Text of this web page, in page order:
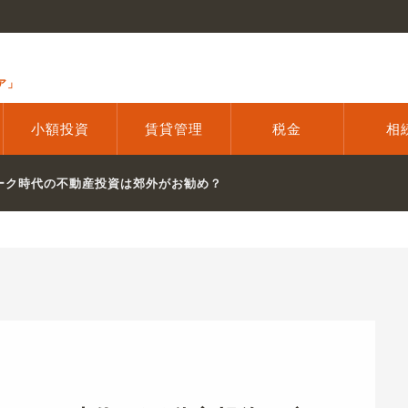
小額投資 賃貸管理 税金 相
時代の不動産投資は郊外がお勧め？